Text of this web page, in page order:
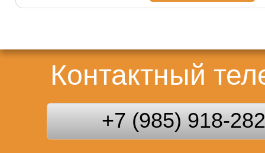
Контактный
+7 (985) 918-